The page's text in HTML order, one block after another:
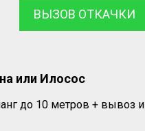
ВЫЗОВ ОТКАЧКИ
или Илосос
до 10 метров + вывоз и